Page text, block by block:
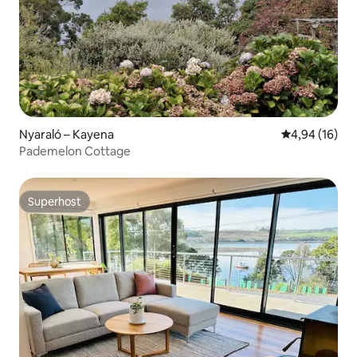
Nyaraló – Kayena Átlagos
4,94 (16)
Pademelon Cottage
Superhost
Superhost